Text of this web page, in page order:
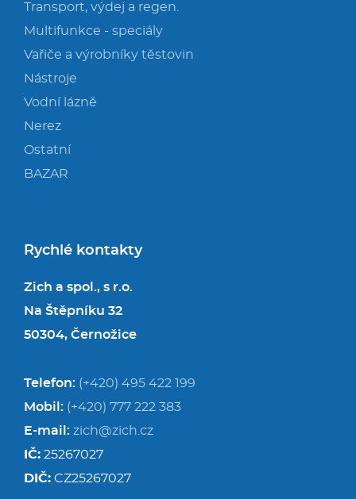
Transport, výdej a regen.
Multifunkce - speciály
Vařiče a výrobníky těstovin
Nástroje
Vodní lázně
Nerez
Ostatní
BAZAR
Rychlé kontakty
Zich a spol., s r.o.
Na Štěpníku 32
50304, Černožice
Telefon: (+420) 495 422 199
Mobil: (+420) 777 222 383
E-mail: zich@zich.cz
IČ: 25267027
DIČ: CZ25267027